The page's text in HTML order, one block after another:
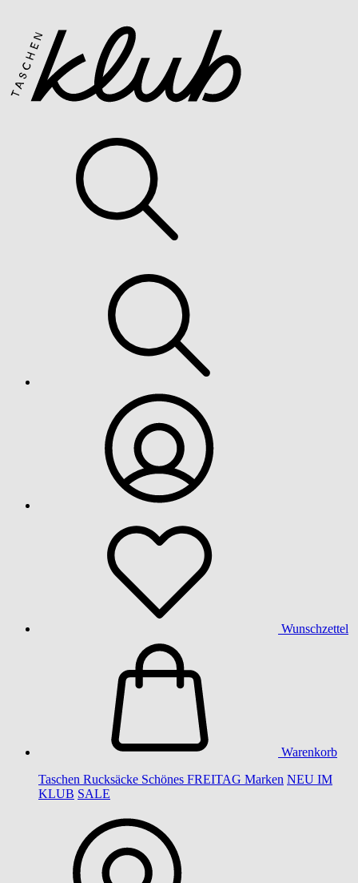
Wunschzettel
Warenkorb
Taschen Rucksäcke Schönes FREITAG Marken NEU IM
KLUB SALE